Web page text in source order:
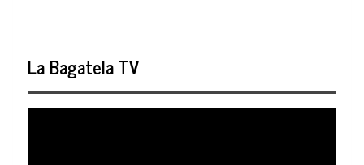
La Bagatela TV